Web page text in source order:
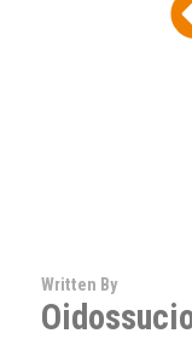
Written By